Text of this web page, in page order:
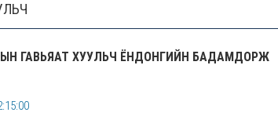
ГАВЬЯАТ ХУУЛЬЧ ЁНДОНГИЙН БАДАМДОРЖ